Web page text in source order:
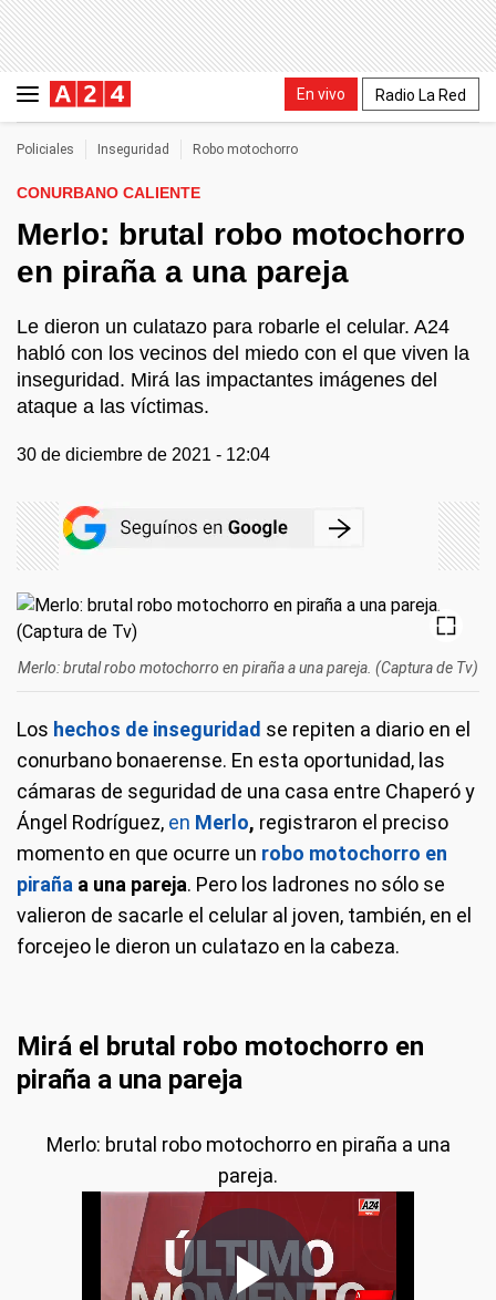
En vivo Radio La Red
Policiales Inseguridad Robo motochorro
CONURBANO CALIENTE
Merlo: brutal robo motochorro
en piraña a una pareja
Le dieron un culatazo para robarle el celular. A24
habló con los vecinos del miedo con el que viven la
inseguridad. Mirá las impactantes imágenes del
ataque a las víctimas.
30 de diciembre de 2021 - 12:04
Merlo: brutal robo motochorro en piraña a una pareja. (Captura de Tv)
Los hechos de inseguridad se repiten a diario en el
conurbano bonaerense. En esta oportunidad, las
cámaras de seguridad de una casa entre Chaperó y
Ángel Rodríguez, en Merlo, registraron el preciso
momento en que ocurre un robo motochorro en
piraña a una pareja. Pero los ladrones no sólo se
valieron de sacarle el celular al joven, también, en el
forcejeo le dieron un culatazo en la cabeza.
Mirá el brutal robo motochorro en
piraña a una pareja
Merlo: brutal robo motochorro en piraña a una
pareja.